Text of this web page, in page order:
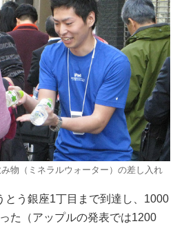
物（ミネラルウォーター）の差し入れ
う銀座1丁目まで到達し、1000
た（アップルの発表では1200